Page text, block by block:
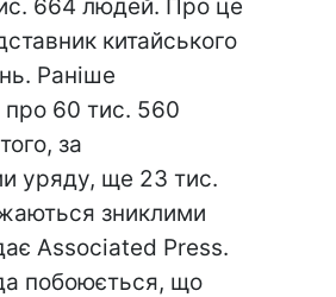
664 людей. Про це
китайського
Раніше
про 60 тис. 560
за
уряду, ще 23 тис.
зниклими
Associated Press.
побоюється, що